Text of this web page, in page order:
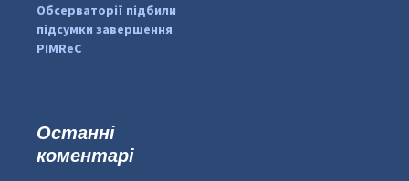
Обсерваторії підбили
підсумки завершення
PIMReC
Останні
коментарі